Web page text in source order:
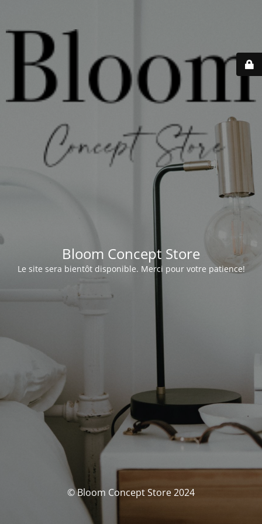
Bloom Concept Store
Le site sera bientôt disponible. Merci pour votre patience!
© Bloom Concept Store 2024